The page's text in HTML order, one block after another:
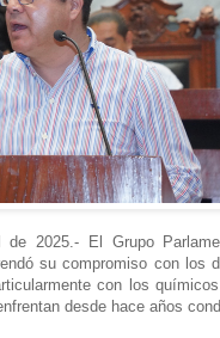
de 2025.- El Grupo
su compromiso con los
con los
desde hace años